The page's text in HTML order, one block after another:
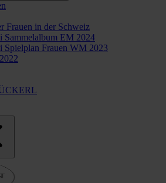
Frauen in der Schweiz
Sammelalbum EM 2024
Spielplan Frauen WM 2023